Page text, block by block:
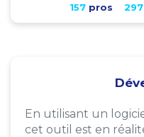
157pros 297
En utilisant un
cet outil est en